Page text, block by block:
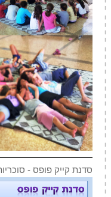
סדנת קייק פופס -